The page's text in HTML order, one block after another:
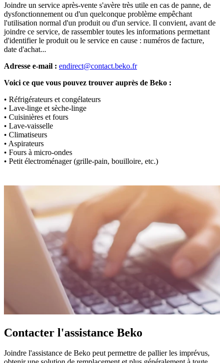
Joindre un service après-vente s'avère très utile en cas de panne, de
dysfonctionnement ou d'un quelconque problème empêchant
l'utilisation normal d'un produit ou d'un service. Il convient, avant de
joindre ce service, de rassembler toutes les informations permettant
d'identifier le produit ou le service en cause : numéros de facture,
date d'achat...
Adresse e-mail : endirect@contact.beko.fr
Voici ce que vous pouvez trouver auprès de Beko :
• Réfrigérateurs et congélateurs
• Lave-linge et sèche-linge
• Cuisinières et fours
• Lave-vaisselle
• Climatiseurs
• Aspirateurs
• Fours à micro-ondes
• Petit électroménager (grille-pain, bouilloire, etc.)
Contacter l'assistance Beko
Joindre l'assistance de Beko peut permettre de pallier les imprévus,